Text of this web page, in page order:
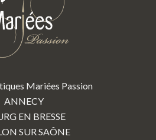
Mariées Passion
ANNECY
EN BRESSE
SUR SAÔNE